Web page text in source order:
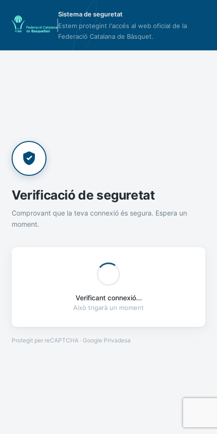
Sistema de seguretat
Estem protegint l'accés al web oficial de la
Federació Catalana de Bàsquet.
Verificació de seguretat
Comprovant que la teva connexió és segura. Espera un
moment.
Verificant connexió...
Això trigarà un moment
Protegit per reCAPTCHA · Google Privadesa